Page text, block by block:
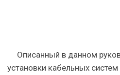
Описанный в данном
установки кабельных